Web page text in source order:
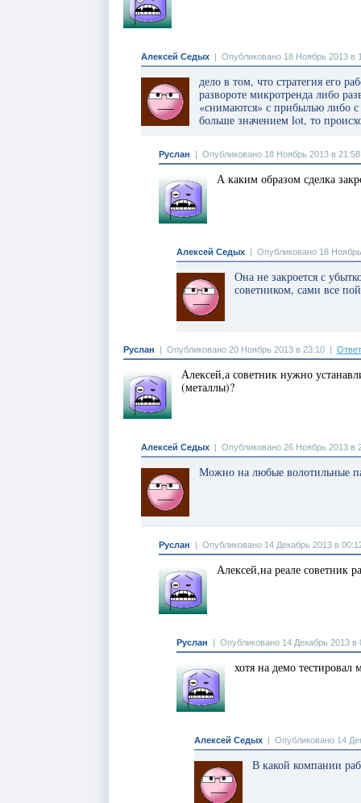
Алексей Седых | Опубликовано 18 Ноябрь 2013 в
дело в том, что стратегия его
развороте микротренда либо
«снимаются» с прибылью либо
больше значением lot, то
Руслан | Опубликовано 18 Ноябрь 2013 в 21:58
А каким образом сделка
Алексей Седых | Опубликовано 18
Она не закроется с
советником, сами все
Руслан | Опубликовано 20 Ноябрь 2013 в 23:10 |
Алексей,а советник нужно
(металлы)?
Алексей Седых | Опубликовано 26 Ноябрь 2013 в
Можно на любые волотильные
Руслан | Опубликовано 14 Декабрь 2013 в
Алексей,на реале советник
Руслан | Опубликовано 14 Декабрь 2013 в
хотя на демо тестировал
Алексей Седых | Опубликовано 14
В какой компании